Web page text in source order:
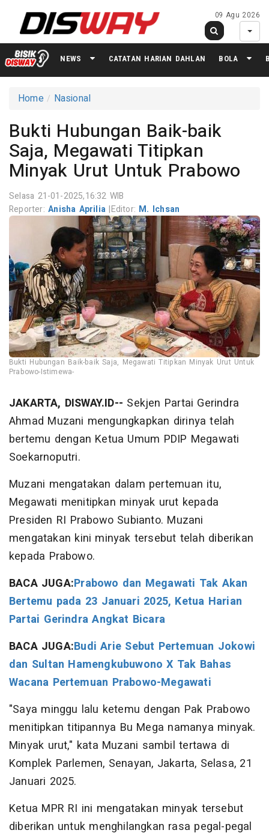
09 Agu 2026
NEWS CATATAN HARIAN DAHLAN BOLA
Home Nasional
Bukti Hubungan Baik-baik
Saja, Megawati Titipkan
Minyak Urut Untuk Prabowo
Selasa 21-01-2025,16:32 WIB
Reporter:Anisha Aprilia|Editor: M. Ichsan
Bukti Hubungan Baik-baik Saja, Megawati Titipkan Minyak Urut Untuk
Prabowo-Istimewa-
JAKARTA, DISWAY.ID-- Sekjen Partai Gerindra
Ahmad Muzani mengungkapkan dirinya telah
bertemu dengan Ketua Umum PDIP Megawati
Soekarnoputri.
Muzani mengatakan dalam pertemuan itu,
Megawati menitipkan minyak urut kepada
Presiden RI Prabowo Subianto. Muzani
mengatakan kini minyak tersebut telah diberikan
kepada Prabowo.
BACA JUGA:Prabowo dan Megawati Tak Akan
Bertemu pada 23 Januari 2025, Ketua Harian
Partai Gerindra Angkat Bicara
BACA JUGA:Budi Arie Sebut Pertemuan Jokowi
dan Sultan Hamengkubuwono X Tak Bahas
Wacana Pertemuan Prabowo-Megawati
"Saya minggu lalu ketemu dengan Pak Prabowo
menitipkan titipannya Bu Mega namanya minyak.
Minyak urut," kata Muzani sambil tertawa di
Komplek Parlemen, Senayan, Jakarta, Selasa, 21
Januari 2025.
Ketua MPR RI ini mengatakan minyak tersebut
diberikan untuk menghilangkan rasa pegal-pegal